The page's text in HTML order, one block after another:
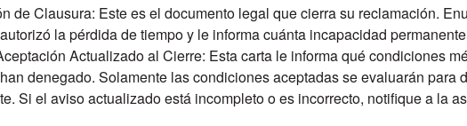
de Clausura: Este es el documento legal que cierra su reclamación.
la pérdida de tiempo y le informa cuánta incapacidad
Actualizado al Cierre: Esta carta le informa qué condiciones
denegado. Solamente las condiciones aceptadas se evaluarán para
Si el aviso actualizado está incompleto o es incorrecto, notifique a la